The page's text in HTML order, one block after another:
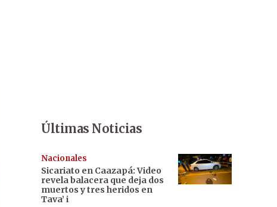
Últimas Noticias
Nacionales
Sicariato en Caazapá: Video
revela balacera que deja dos
muertos y tres heridos en
Tava’ i